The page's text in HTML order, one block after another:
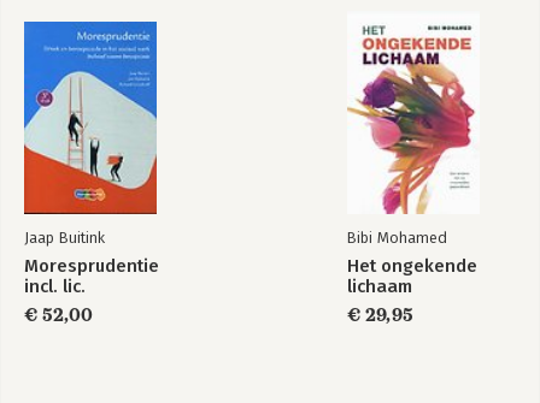
Jaap Buitink
Moresprudentie
incl. lic.
€ 52,00
Bibi Mohamed
Het ongekende
lichaam
€ 29,95